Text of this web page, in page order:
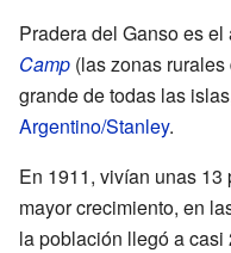
Pradera del Ganso es
Camp (las zonas
grande de todas las
Argentino/Stanley.
En 1911, vivían unas
mayor crecimiento, en
la población llegó a